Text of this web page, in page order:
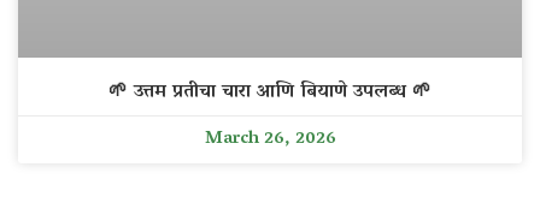
🌱 उत्तम प्रतीचा चारा आणि बियाणे उपलब्ध 🌱
March 26, 2026